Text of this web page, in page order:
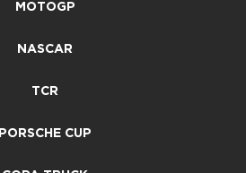
MOTOGP
NASCAR
TCR
PORSCHE CUP